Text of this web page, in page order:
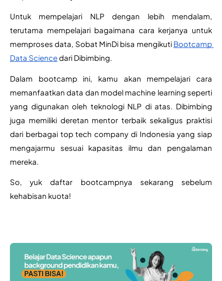
Untuk mempelajari NLP dengan lebih mendalam,
terutama mempelajari bagaimana cara kerjanya untuk
memproses data, Sobat MinDi bisa mengikuti Bootcamp
Data Science dari Dibimbing.
Dalam bootcamp ini, kamu akan mempelajari cara
memanfaatkan data dan model machine learning seperti
yang digunakan oleh teknologi NLP di atas. Dibimbing
juga memiliki deretan mentor terbaik sekaligus praktisi
dari berbagai top tech company di Indonesia yang siap
mengajarmu sesuai kapasitas ilmu dan pengalaman
mereka.
So, yuk daftar bootcampnya sekarang sebelum
kehabisan kuota!